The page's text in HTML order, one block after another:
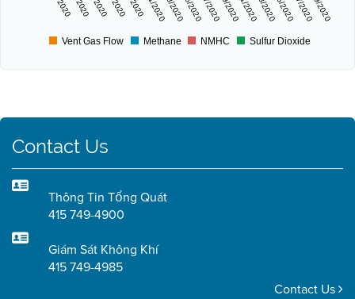
Vent Gas Flow Methane NMHC Sulfur Dioxide
Contact Us
Thông Tin Tổng Quát
415 749-4900
Giám Sát Không Khí
415 749-4985
Contact Us